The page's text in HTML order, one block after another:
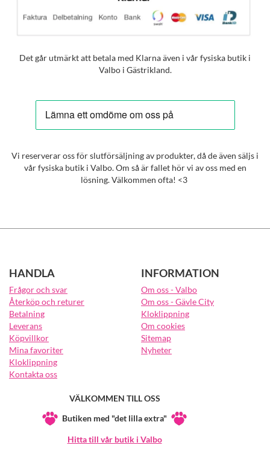
Det går utmärkt att betala med Klarna även i vår fysiska butik i
Valbo i Gästrikland.
Vi reserverar oss för slutförsäljning av produkter, då de även säljs i
vår fysiska butik i Valbo. Om så är fallet hör vi av oss med en
lösning. Välkommen ofta! <3
HANDLA
Frågor och svar
Återköp och returer
Betalning
Leverans
Köpvillkor
Mina favoriter
Kloklippning
Kontakta oss
INFORMATION
Om oss - Valbo
Om oss - Gävle City
Kloklippning
Om cookies
Sitemap
Nyheter
VÄLKOMMEN TILL OSS
Butiken med "det lilla extra"
Hitta till vår butik i Valbo